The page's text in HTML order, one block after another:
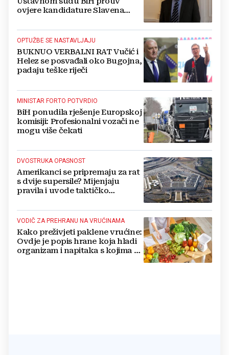
ovjere kandidature Slavena
OPTUŽBE SE NASTAVLJAJU
BUKNUO VERBALNI RAT Vučić i
Helez se posvađali oko Bugojna,
padaju teške riječi
MINISTAR FORTO POTVRDIO
BiH ponudila rješenje Europskoj
komisiji: Profesionalni vozači ne
mogu više čekati
DVOSTRUKA OPASNOST
Amerikanci se pripremaju za rat
s dvije supersile? Mijenjaju
pravila i uvode taktičko
VODIČ ZA PREHRANU NA VRUĆINAMA
Kako preživjeti paklene vrućine:
Ovdje je popis hrane koja hladi
organizam i napitaka s kojima si